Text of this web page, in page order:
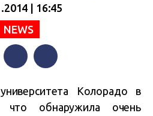
| 16:45
NEWS
Колорадо в
что обнаружила очень